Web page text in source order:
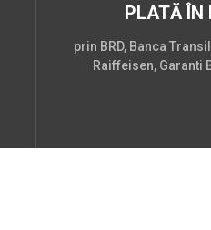
PLATĂ ÎN
prin BRD, Banca
Raiffeisen, Garanti